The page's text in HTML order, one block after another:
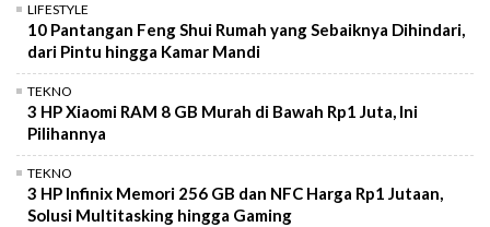
LIFESTYLE
10 Pantangan Feng Shui Rumah yang Sebaiknya Dihindari,
dari Pintu hingga Kamar Mandi
TEKNO
3 HP Xiaomi RAM 8 GB Murah di Bawah Rp1 Juta, Ini
Pilihannya
TEKNO
3 HP Infinix Memori 256 GB dan NFC Harga Rp1 Jutaan,
Solusi Multitasking hingga Gaming